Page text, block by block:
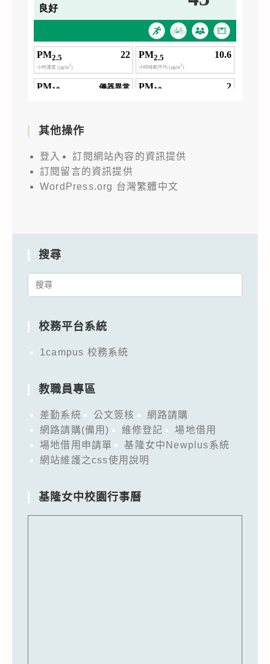
其他操作
登入
訂閱網站內容的資訊提供
訂閱留言的資訊提供
WordPress.org 台灣繁體中文
搜尋
Search
校務平台系統
1campus 校務系統
教職員專區
差勤系統 公文簽核
網路請購
網路請購(備用)
維修登記
場地借用
場地借用申請單
基隆女中Newplus系統
網站維護之css使用說明
基隆女中校園行事曆